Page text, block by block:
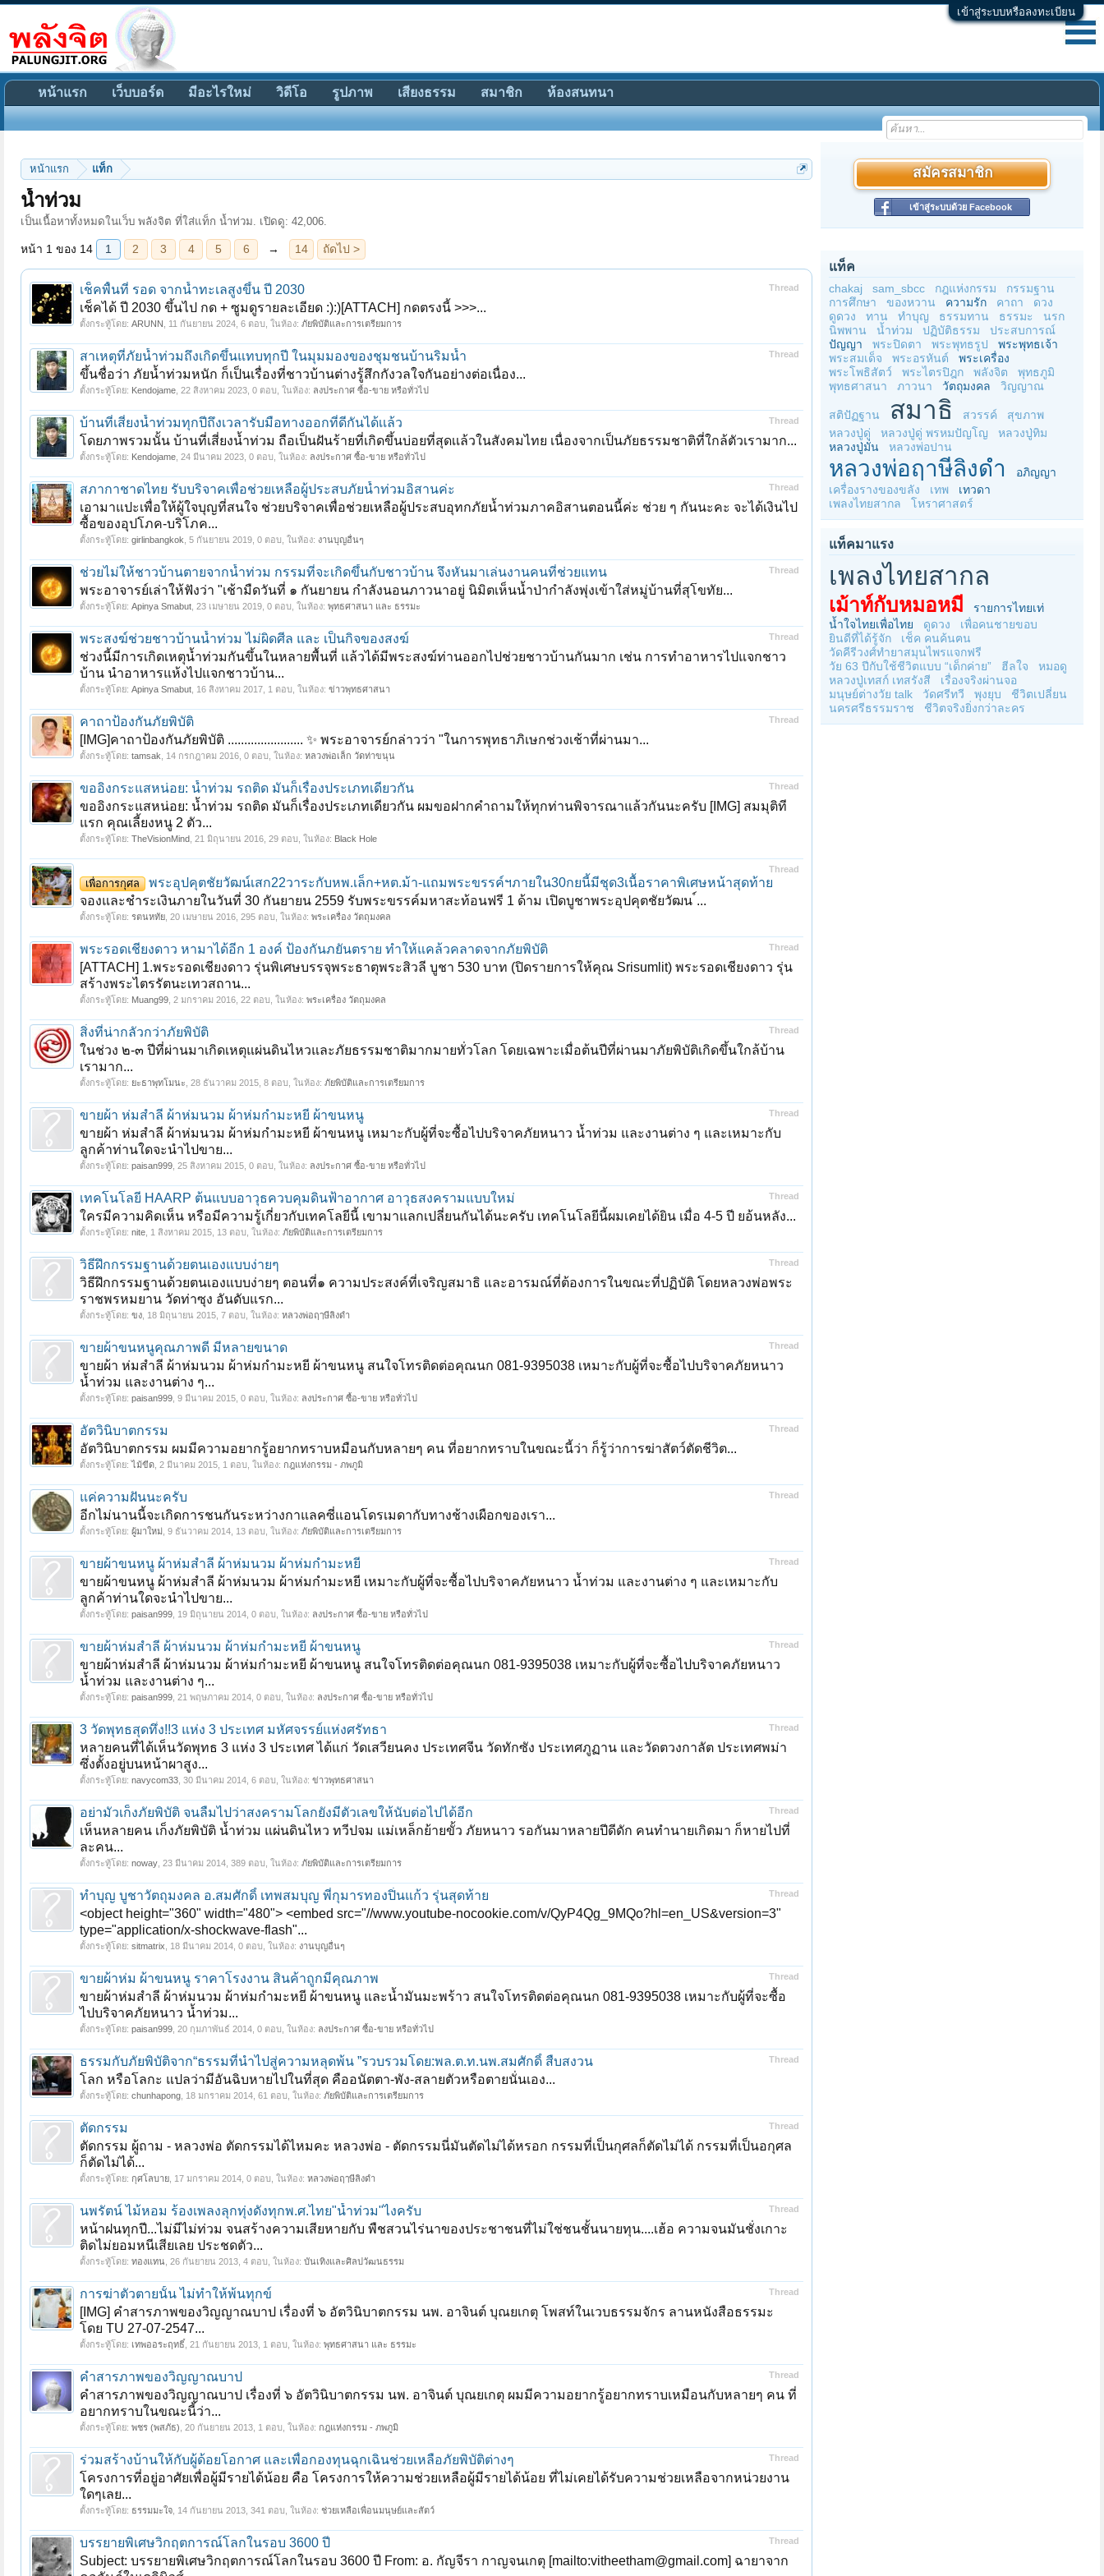
เข้าสู่ระบบหรือลงทะเบียน
หน้าแรก แท็ก
น้ำท่วม
เป็นเนื้อหาทั้งหมดในเว็บ พลังจิต ที่ใส่แท็ก น้ำท่วม. เปิดดู: 42,006.
หน้า 1 ของ 14 1 2 3 4 5 6 → 14 ถัดไป >
Thread
เช็คพื้นที่ รอด จากน้ำทะเลสูงขึ้น ปี 2030
เช็คได้ ปี 2030 ขึ้นไป กด + ซูมดูรายละเอียด :):)[ATTACH] กดตรงนี้ >>>...
ตั้งกระทู้โดย: ARUNN 11 กันยายน 2024 , 6 ตอบ, ในห้อง: ภัยพิบัติและการเตรียมการ
Thread
สาเหตุที่ภัยน้ำท่วมถึงเกิดขึ้นแทบทุกปี ในมุมมองของชุมชนบ้านริมน้ำ
ขึ้นชื่อว่า ภัยน้ำท่วมหนัก ก็เป็นเรื่องที่ชาวบ้านต่างรู้สึกกังวลใจกันอย่างต่อเนื่อง...
ตั้งกระทู้โดย: Kendojame 22 สิงหาคม 2023 , 0 ตอบ, ในห้อง: ลงประกาศ ซื้อ-ขาย หรือทั่วไป
Thread
บ้านที่เสี่ยงน้ำท่วมทุกปีถึงเวลารับมือทางออกที่ดีกันได้เเล้ว
โดยภาพรวมนั้น บ้านที่เสี่ยงน้ำท่วม ถือเป็นฝันร้ายที่เกิดขึ้นบ่อยที่สุดเเล้วในสังคมไทย เนื่องจากเป็นภัยธรรมชาติที่ใกล้ตัวเรามาก...
ตั้งกระทู้โดย: Kendojame 24 มีนาคม 2023 , 0 ตอบ, ในห้อง: ลงประกาศ ซื้อ-ขาย หรือทั่วไป
Thread
สภากาชาดไทย รับบริจาคเพื่อช่วยเหลือผู้ประสบภัยน้ำท่วมอิสานค่ะ
เอามาแปะเพื่อให้ผู้ใจบุญที่สนใจ ช่วยบริจาคเพื่อช่วยเหลือผู้ประสบอุทกภัยน้ำท่วมภาคอิสานตอนนี้ค่ะ ช่วย ๆ กันนะคะ จะได้เงินไป
ซื้อของอุปโภค-บริโภค...
ตั้งกระทู้โดย: girlinbangkok 5 กันยายน 2019 , 0 ตอบ, ในห้อง: งานบุญอื่นๆ
Thread
ช่วยไม่ให้ชาวบ้านตายจากน้ำท่วม กรรมที่จะเกิดขึ้นกับชาวบ้าน จึงหันมาเล่นงานคนที่ช่วยแทน
พระอาจารย์เล่าให้ฟังว่า "เช้ามืดวันที่ ๑ กันยายน กำลังนอนภาวนาอยู่ นิมิตเห็นน้ำป่ากำลังพุ่งเข้าใส่หมู่บ้านที่สุโขทัย...
ตั้งกระทู้โดย: Apinya Smabut 23 เมษายน 2019 , 0 ตอบ, ในห้อง: พุทธศาสนา และ ธรรมะ
Thread
พระสงฆ์ช่วยชาวบ้านน้ำท่วม ไม่ผิดศีล และ เป็นกิจของสงฆ์
ช่วงนี้มีการเกิดเหตุน้ำท่วมกันขึ้นในหลายพื้นที่ แล้วได้มีพระสงฆ์ท่านออกไปช่วยชาวบ้านกันมาก เช่น การทำอาหารไปแจกชาว
บ้าน นำอาหารแห้งไปแจกชาวบ้าน...
ตั้งกระทู้โดย: Apinya Smabut 16 สิงหาคม 2017 , 1 ตอบ, ในห้อง: ข่าวพุทธศาสนา
Thread
คาถาป้องกันภัยพิบัติ
[IMG]คาถาป้องกันภัยพิบัติ ....................... ✨ พระอาจารย์กล่าวว่า "ในการพุทธาภิเษกช่วงเช้าที่ผ่านมา...
ตั้งกระทู้โดย: tamsak 14 กรกฎาคม 2016 , 0 ตอบ, ในห้อง: หลวงพ่อเล็ก วัดท่าขนุน
Thread
ขออิงกระแสหน่อย: น้ำท่วม รถติด มันก็เรื่องประเภทเดียวกัน
ขออิงกระแสหน่อย: น้ำท่วม รถติด มันก็เรื่องประเภทเดียวกัน ผมขอฝากคำถามให้ทุกท่านพิจารณาแล้วกันนะครับ [IMG] สมมุติที
แรก คุณเลี้ยงหนู 2 ตัว...
ตั้งกระทู้โดย: TheVisionMind 21 มิถุนายน 2016 , 29 ตอบ, ในห้อง: Black Hole
Thread
เพื่อการกุศล
พระอุปคุตชัยวัฒน์เสก22วาระกับหพ.เล็ก+หต.ม้า-แถมพระขรรค์ฯภายใน30กยนี้มีชุด3เนื้อราคาพิเศษหน้าสุดท้าย
จองและชำระเงินภายในวันที่ 30 กันยายน 2559 รับพระขรรค์มหาสะท้อนฟรี 1 ด้าม เปิดบูชาพระอุปคุตชัยวัฒน ์...
ตั้งกระทู้โดย: รตนหทัย 20 เมษายน 2016 , 295 ตอบ, ในห้อง: พระเครื่อง วัตถุมงคล
Thread
พระรอดเชียงดาว หามาได้อีก 1 องค์ ป้องกันภยันตราย ทำให้แคล้วคลาดจากภัยพิบัติ
[ATTACH] 1.พระรอดเชียงดาว รุ่นพิเศษบรรจุพระธาตุพระสิวลี บูชา 530 บาท (ปิดรายการให้คุณ Srisumlit) พระรอดเชียงดาว รุ่น
สร้างพระไตรรัตนะเทวสถาน...
ตั้งกระทู้โดย: Muang99 2 มกราคม 2016 , 22 ตอบ, ในห้อง: พระเครื่อง วัตถุมงคล
Thread
สิ่งที่น่ากลัวกว่าภัยพิบัติ
ในช่วง ๒-๓ ปีที่ผ่านมาเกิดเหตุแผ่นดินไหวและภัยธรรมชาติมากมายทั่วโลก โดยเฉพาะเมื่อต้นปีที่ผ่านมาภัยพิบัติเกิดขึ้นใกล้บ้าน
เรามาก...
ตั้งกระทู้โดย: ยะธาพุทโมนะ 28 ธันวาคม 2015 , 8 ตอบ, ในห้อง: ภัยพิบัติและการเตรียมการ
Thread
ขายผ้า ห่มสำลี ผ้าห่มนวม ผ้าห่มกำมะหยี ผ้าขนหนู
ขายผ้า ห่มสำลี ผ้าห่มนวม ผ้าห่มกำมะหยี ผ้าขนหนู เหมาะกับผู้ที่จะซื้อไปบริจาคภัยหนาว น้ำท่วม และงานต่าง ๆ และเหมาะกับ
ลูกค้าท่านใดจะนำไปขาย...
ตั้งกระทู้โดย: paisan999 25 สิงหาคม 2015 , 0 ตอบ, ในห้อง: ลงประกาศ ซื้อ-ขาย หรือทั่วไป
Thread
เทคโนโลยี HAARP ต้นแบบอาวุธควบคุมดินฟ้าอากาศ อาวุธสงครามแบบใหม่
ใครมีความคิดเห็น หรือมีความรู้เกี่ยวกับเทคโลยีนี้ เขามาแลกเปลี่ยนกันได้นะครับ เทคโนโลยีนี้ผมเคยได้ยิน เมื่อ 4-5 ปี ยอ้นหลัง...
ตั้งกระทู้โดย: nite 1 สิงหาคม 2015 , 13 ตอบ, ในห้อง: ภัยพิบัติและการเตรียมการ
Thread
วิธีฝึกกรรมฐานด้วยตนเองแบบง่ายๆ
วิธีฝึกกรรมฐานด้วยตนเองแบบง่ายๆ ตอนที่๑ ความประสงค์ที่เจริญสมาธิ และอารมณ์ที่ต้องการในขณะที่ปฏิบัติ โดยหลวงพ่อพระ
ราชพรหมยาน วัดท่าซุง อันดับแรก...
ตั้งกระทู้โดย: ขง 18 มิถุนายน 2015 , 7 ตอบ, ในห้อง: หลวงพ่อฤๅษีลิงดำ
Thread
ขายผ้าขนหนูคุณภาพดี มีหลายขนาด
ขายผ้า ห่มสำลี ผ้าห่มนวม ผ้าห่มกำมะหยี ผ้าขนหนู สนใจโทรติดต่อคุณนก 081-9395038 เหมาะกับผู้ที่จะซื้อไปบริจาคภัยหนาว
น้ำท่วม และงานต่าง ๆ...
ตั้งกระทู้โดย: paisan999 9 มีนาคม 2015 , 0 ตอบ, ในห้อง: ลงประกาศ ซื้อ-ขาย หรือทั่วไป
Thread
อัตวินิบาตกรรม
อัตวินิบาตกรรม ผมมีความอยากรู้อยากทราบหมือนกับหลายๆ คน ที่อยากทราบในขณะนี้ว่า ก็รู้ว่าการฆ่าสัตว์ตัดชีวิต...
ตั้งกระทู้โดย:ไม้ขีด 2 มีนาคม 2015 , 1 ตอบ, ในห้อง: กฎแห่งกรรม - ภพภูมิ
Thread
แค่ความฝันนะครับ
อีกไม่นานนี้จะเกิดการชนกันระหว่างกาแลคซี่แอนโดรเมดากับทางช้างเผือกของเรา...
ตั้งกระทู้โดย: ผู้มาใหม่ 9 ธันวาคม 2014 , 13 ตอบ, ในห้อง: ภัยพิบัติและการเตรียมการ
Thread
ขายผ้าขนหนู ผ้าห่มสำลี ผ้าห่มนวม ผ้าห่มกำมะหยี
ขายผ้าขนหนู ผ้าห่มสำลี ผ้าห่มนวม ผ้าห่มกำมะหยี เหมาะกับผู้ที่จะซื้อไปบริจาคภัยหนาว น้ำท่วม และงานต่าง ๆ และเหมาะกับ
ลูกค้าท่านใดจะนำไปขาย...
ตั้งกระทู้โดย: paisan999 19 มิถุนายน 2014 , 0 ตอบ, ในห้อง: ลงประกาศ ซื้อ-ขาย หรือทั่วไป
Thread
ขายผ้าห่มสำลี ผ้าห่มนวม ผ้าห่มกำมะหยี ผ้าขนหนู
ขายผ้าห่มสำลี ผ้าห่มนวม ผ้าห่มกำมะหยี ผ้าขนหนู สนใจโทรติดต่อคุณนก 081-9395038 เหมาะกับผู้ที่จะซื้อไปบริจาคภัยหนาว
น้ำท่วม และงานต่าง ๆ...
ตั้งกระทู้โดย: paisan999 21 พฤษภาคม 2014 , 0 ตอบ, ในห้อง: ลงประกาศ ซื้อ-ขาย หรือทั่วไป
Thread
3 วัดพุทธสุดทึ่ง!!3 แห่ง 3 ประเทศ มหัศจรรย์แห่งศรัทธา
หลายคนที่ได้เห็นวัดพุทธ 3 แห่ง 3 ประเทศ ได้แก่ วัดเสวียนคง ประเทศจีน วัดทักซัง ประเทศภูฏาน และวัดตวงกาลัต ประเทศพม่า
ซึ่งตั้งอยู่บนหน้าผาสูง...
ตั้งกระทู้โดย: navycom33 30 มีนาคม 2014 , 6 ตอบ, ในห้อง: ข่าวพุทธศาสนา
Thread
อย่ามัวเก็งภัยพิบัติ จนลืมไปว่าสงครามโลกยังมีตัวเลขให้นับต่อไปได้อีก
เห็นหลายคน เก็งภัยพิบัติ น้ำท่วม แผ่นดินไหว ทวีปจม แม่เหล็กย้ายขั้ว ภัยหนาว รอกันมาหลายปีดีดัก คนทำนายเกิดมา ก็หายไปที่
ละคน...
ตั้งกระทู้โดย: noway 23 มีนาคม 2014 , 389 ตอบ, ในห้อง: ภัยพิบัติและการเตรียมการ
Thread
ทำบุญ บูชาวัตถุมงคล อ.สมศักดิ์ เทพสมบุญ พี่กุมารทองปิ่นแก้ว รุ่นสุดท้าย
<object height="360" width="480"> <embed src="//www.youtube-nocookie.com/v/QyP4Qg_9MQo?hl=en_US&version=3"
type="application/x-shockwave-flash"...
ตั้งกระทู้โดย: sitmatrix 18 มีนาคม 2014 , 0 ตอบ, ในห้อง: งานบุญอื่นๆ
Thread
ขายผ้าห่ม ผ้าขนหนู ราคาโรงงาน สินค้าถูกมีคุณภาพ
ขายผ้าห่มสำลี ผ้าห่มนวม ผ้าห่มกำมะหยี ผ้าขนหนู และน้ำมันมะพร้าว สนใจโทรติดต่อคุณนก 081-9395038 เหมาะกับผู้ที่จะซื้อ
ไปบริจาคภัยหนาว น้ำท่วม...
ตั้งกระทู้โดย: paisan999 20 กุมภาพันธ์ 2014 , 0 ตอบ, ในห้อง: ลงประกาศ ซื้อ-ขาย หรือทั่วไป
Thread
ธรรมกับภัยพิบัติจาก“ธรรมที่นำไปสู่ความหลุดพ้น ”รวบรวมโดย:พล.ต.ท.นพ.สมศักดิ์ สืบสงวน
โลก หรือโลกะ แปลว่ามีอันฉิบหายไปในที่สุด คืออนัตตา-พัง-สลายตัวหรือตายนั่นเอง...
ตั้งกระทู้โดย: chunhapong 18 มกราคม 2014 , 61 ตอบ, ในห้อง: ภัยพิบัติและการเตรียมการ
Thread
ตัดกรรม
ตัดกรรม ผู้ถาม - หลวงพ่อ ตัดกรรมได้ไหมคะ หลวงพ่อ - ตัดกรรมนี่มันตัดไม่ได้หรอก กรรมที่เป็นกุศลก็ตัดไม่ได้ กรรมที่เป็นอกุศล
ก็ตัดไม่ได้...
ตั้งกระทู้โดย: กุศโลบาย 17 มกราคม 2014 , 0 ตอบ, ในห้อง: หลวงพ่อฤๅษีลิงดำ
Thread
นพรัตน์ ไม้หอม ร้องเพลงลุกทุ่งดังทุกพ.ศ.ไทย"น้ำท่วม"ไงครับ
หน้าฝนทุกปี...ไม่มีไม่ท่วม จนสร้างความเสียหายกับ พืชสวนไร่นาของประชาชนที่ไม่ใช่ชนชั้นนายทุน....เฮ้อ ความจนมันชั่งเกาะ
ติดไม่ยอมหนีเสียเลย ประชดตัว...
ตั้งกระทู้โดย: ทองแทน 26 กันยายน 2013 , 4 ตอบ, ในห้อง: บันเทิงและศิลปวัฒนธรรม
Thread
การฆ่าตัวตายนั้น ไม่ทำให้พ้นทุกข์
[IMG] คำสารภาพของวิญญาณบาป เรื่องที่ ๖ อัตวินิบาตกรรม นพ. อาจินต์ บุณยเกตุ โพสท์ในเวบธรรมจักร ลานหนังสือธรรมะ
โดย TU 27-07-2547...
ตั้งกระทู้โดย: เทพออระฤทธิ์ 21 กันยายน 2013 , 1 ตอบ, ในห้อง: พุทธศาสนา และ ธรรมะ
Thread
คำสารภาพของวิญญาณบาป
คำสารภาพของวิญญาณบาป เรื่องที่ ๖ อัตวินิบาตกรรม นพ. อาจินต์ บุณยเกตุ ผมมีความอยากรู้อยากทราบเหมือนกับหลายๆ คน ที่
อยากทราบในขณะนี้ว่า...
ตั้งกระทู้โดย: พชร (พสภัธ) 20 กันยายน 2013 , 1 ตอบ, ในห้อง: กฎแห่งกรรม - ภพภูมิ
Thread
ร่วมสร้างบ้านให้กับผู้ด้อยโอกาศ และเพื่อกองทุนฉุกเฉินช่วยเหลือภัยพิบัติต่างๆ
โครงการที่อยู่อาศัยเพื่อผู้มีรายได้น้อย คือ โครงการให้ความช่วยเหลือผู้มีรายได้น้อย ที่ไม่เคยได้รับความช่วยเหลือจากหน่วยงาน
ใดๆเลย...
ตั้งกระทู้โดย: ธรรมมะใจ 14 กันยายน 2013 , 341 ตอบ, ในห้อง: ช่วยเหลือเพื่อนมนุษย์และสัตว์
Thread
บรรยายพิเศษวิกฤตการณ์โลกในรอบ 3600 ปี
Subject: บรรยายพิเศษวิกฤตการณ์โลกในรอบ 3600 ปี From: อ. กัญจีรา กาญจนเกตุ [mailto:vitheetham@gmail.com] ฉายาจาก
หน้า 1 ของ 14 2 3 4 5 6 → 14 ถัดไป >
สมัครสมาชิก
เข้าสู่ระบบด้วย Facebook
แท็ค
chakaj sam_sbcc กฎแห่งกรรม
กรรมฐาน
การศึกษา
ของหวาน ความรัก คาถา
ดวง
ดูดวง
ทาน ทำบุญ ธรรมทาน ธรรมะ
นรก
นิพพาน
น้ำท่วม ปฏิบัติธรรม
ประสบการณ์
ปัญญา
พระปิดตา พระพุทธรูป
พระพุทธเจ้า
พระสมเด็จ
พระอรหันต์
พระเครื่อง
พระโพธิสัตว์
พระไตรปิฎก พลังจิต
พุทธภูมิ
พุทธศาสนา
ภาวนา วัตถุมงคล วิญญาณ
สติปัฏฐาน สมาธิ สวรรค์
สุขภาพ
หลวงปู่ดู่
หลวงปู่ดู่ พรหมปัญโญ
หลวงปู่ทิม
หลวงปู่มั่น
หลวงพ่อปาน
หลวงพ่อฤาษีลิงดำ
อภิญญา
เครื่องรางของขลัง
เทพ
เทวดา
เพลงไทยสากล
โหราศาสตร์
แท็คมาแรง
เพลงไทยสากล
เม้าท์กับหมอหมี
รายการไทยเท่
น้ำใจไทยเพื่อไทย
ดูดวง
เพื่อคนชายขอบ
ยินดีที่ได้รู้จัก
เช็ค คนค้นฅน
วัดคีรีวงศ์ทำยาสมุนไพรแจกฟรี
วัย 63 ปีกับใช้ชีวิตแบบ “เด็กค่าย”
ฮีลใจ
หมอดู
หลวงปู่เทสก์ เทสรังสี
เรื่องจริงผ่านจอ
มนุษย์ต่างวัย talk
วัดศรีทวี พุงยุบ
ชีวิตเปลี่ยน
นครศรีธรรมราช
ชีวิตจริงยิ่งกว่าละคร
หน้าแรก เว็บบอร์ด มีอะไรใหม่ วิดีโอ รูปภาพ เสียงธรรม สมาชิก ห้องสนทนา